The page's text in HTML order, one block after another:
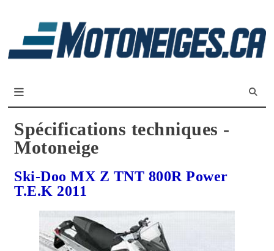
Spécifications techniques -
Motoneige
Ski-Doo MX Z TNT 800R Power
T.E.K 2011